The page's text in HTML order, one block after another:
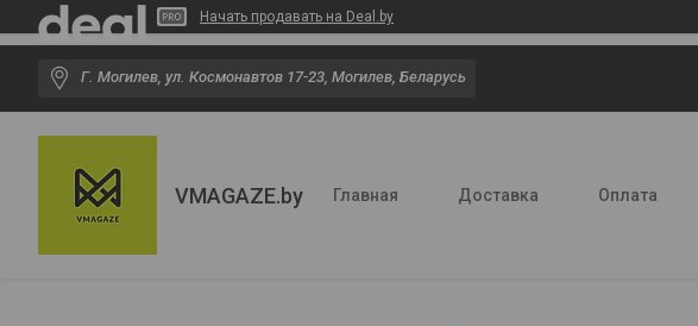
Начать продавать на Deal.by
Г. Могилев, ул. Космонавтов 17-23, Могилев, Беларусь
VMAGAZE.by Главная Доставка Оплата